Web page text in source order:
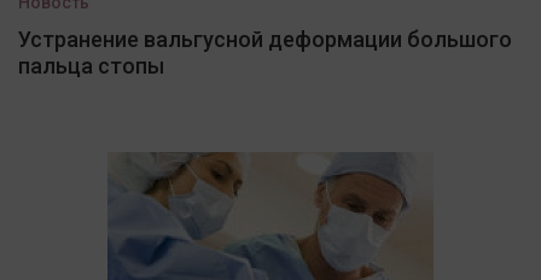
Устранение вальгусной деформации большого
пальца стопы